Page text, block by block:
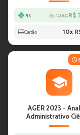
PIX R$ 400,00R$
Cartão 10x
AGER 2023 -
Administrativo
Contábeis (EAD)